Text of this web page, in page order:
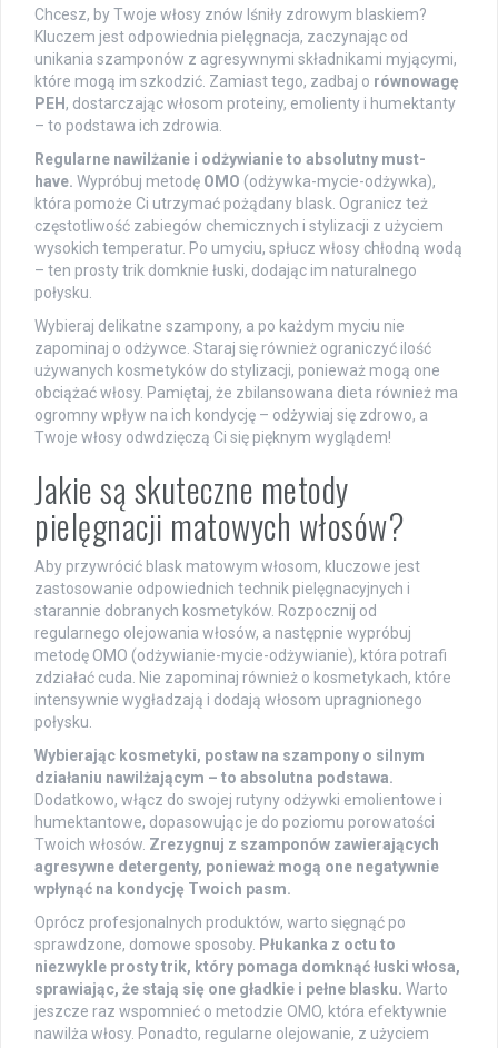
Chcesz, by Twoje włosy znów lśniły zdrowym blaskiem?
Kluczem jest odpowiednia pielęgnacja, zaczynając od
unikania szamponów z agresywnymi składnikami myjącymi,
które mogą im szkodzić. Zamiast tego, zadbaj o równowagę
PEH, dostarczając włosom proteiny, emolienty i humektanty
– to podstawa ich zdrowia.
Regularne nawilżanie i odżywianie to absolutny must-
have. Wypróbuj metodę OMO (odżywka-mycie-odżywka),
która pomoże Ci utrzymać pożądany blask. Ogranicz też
częstotliwość zabiegów chemicznych i stylizacji z użyciem
wysokich temperatur. Po umyciu, spłucz włosy chłodną wodą
– ten prosty trik domknie łuski, dodając im naturalnego
połysku.
Wybieraj delikatne szampony, a po każdym myciu nie
zapominaj o odżywce. Staraj się również ograniczyć ilość
używanych kosmetyków do stylizacji, ponieważ mogą one
obciążać włosy. Pamiętaj, że zbilansowana dieta również ma
ogromny wpływ na ich kondycję – odżywiaj się zdrowo, a
Twoje włosy odwdzięczą Ci się pięknym wyglądem!
Jakie są skuteczne metody
pielęgnacji matowych włosów?
Aby przywrócić blask matowym włosom, kluczowe jest
zastosowanie odpowiednich technik pielęgnacyjnych i
starannie dobranych kosmetyków. Rozpocznij od
regularnego olejowania włosów, a następnie wypróbuj
metodę OMO (odżywianie-mycie-odżywianie), która potrafi
zdziałać cuda. Nie zapominaj również o kosmetykach, które
intensywnie wygładzają i dodają włosom upragnionego
połysku.
Wybierając kosmetyki, postaw na szampony o silnym
działaniu nawilżającym – to absolutna podstawa.
Dodatkowo, włącz do swojej rutyny odżywki emolientowe i
humektantowe, dopasowując je do poziomu porowatości
Twoich włosów. Zrezygnuj z szamponów zawierających
agresywne detergenty, ponieważ mogą one negatywnie
wpłynąć na kondycję Twoich pasm.
Oprócz profesjonalnych produktów, warto sięgnąć po
sprawdzone, domowe sposoby. Płukanka z octu to
niezwykle prosty trik, który pomaga domknąć łuski włosa,
sprawiając, że stają się one gładkie i pełne blasku. Warto
jeszcze raz wspomnieć o metodzie OMO, która efektywnie
nawilża włosy. Ponadto, regularne olejowanie, z użyciem